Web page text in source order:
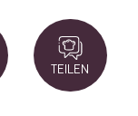
TEILEN